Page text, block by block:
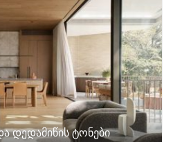
დედამიწის ტონები